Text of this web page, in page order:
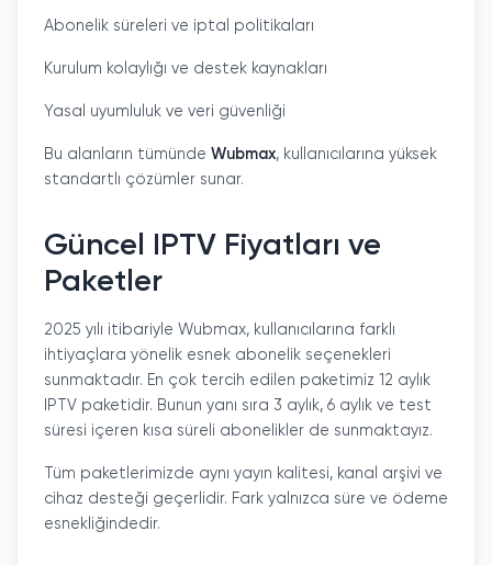
Abonelik süreleri ve iptal politikaları
Kurulum kolaylığı ve destek kaynakları
Yasal uyumluluk ve veri güvenliği
Bu alanların tümünde Wubmax, kullanıcılarına yüksek
standartlı çözümler sunar.
Güncel IPTV Fiyatları ve
Paketler
2025 yılı itibariyle Wubmax, kullanıcılarına farklı
ihtiyaçlara yönelik esnek abonelik seçenekleri
sunmaktadır. En çok tercih edilen paketimiz 12 aylık
IPTV paketidir. Bunun yanı sıra 3 aylık, 6 aylık ve test
süresi içeren kısa süreli abonelikler de sunmaktayız.
Tüm paketlerimizde aynı yayın kalitesi, kanal arşivi ve
cihaz desteği geçerlidir. Fark yalnızca süre ve ödeme
esnekliğindedir.